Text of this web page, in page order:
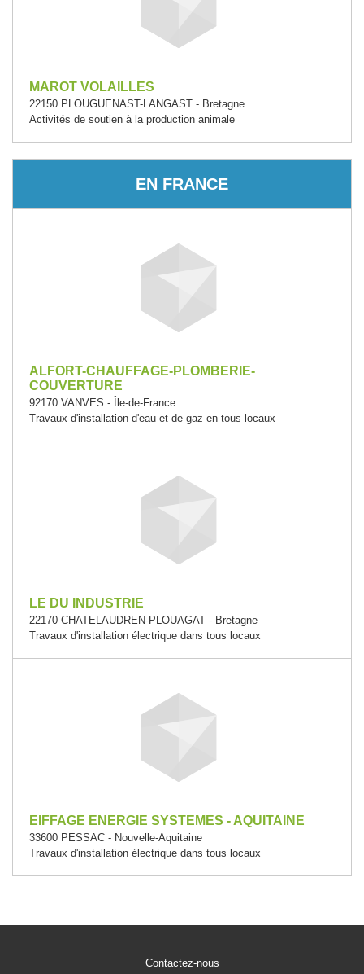
MAROT VOLAILLES
22150 PLOUGUENAST-LANGAST - Bretagne
Activités de soutien à la production animale
EN FRANCE
ALFORT-CHAUFFAGE-PLOMBERIE-
COUVERTURE
92170 VANVES - Île-de-France
Travaux d'installation d'eau et de gaz en tous locaux
LE DU INDUSTRIE
22170 CHATELAUDREN-PLOUAGAT - Bretagne
Travaux d'installation électrique dans tous locaux
EIFFAGE ENERGIE SYSTEMES - AQUITAINE
33600 PESSAC - Nouvelle-Aquitaine
Travaux d'installation électrique dans tous locaux
Contactez-nous